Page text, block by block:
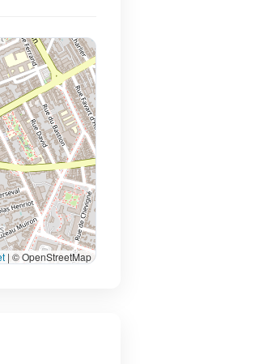
| © OpenStreetMap